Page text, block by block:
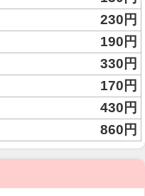
230円
190円
330円
170円
430円
860円